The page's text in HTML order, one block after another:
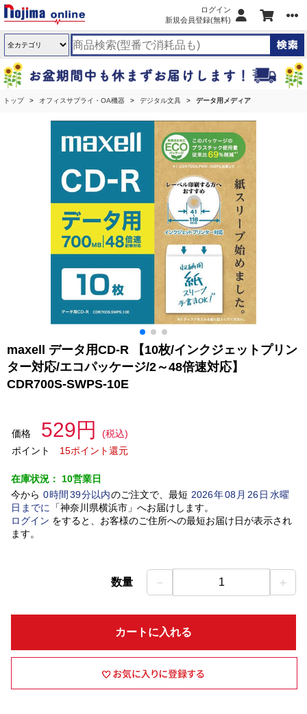
ログイン
新規会員登録(無料)
トップ オフィスサプライ・OA機器 デジタル文具 データ用メディア
maxell データ用CD-R 【10枚/インクジェットプリン
ター対応/エコパッケージ/2～48倍速対応】
CDR700S-SWPS-10E
価格 529円
(税込)
ポイント
15ポイント還元
在庫状況： 10営業日
今から 0時間 39分以内のご注文で、最短 2026年08 月 26日水曜
日 までに 「神奈川県横浜市」 へお届けします。
ログイン をすると、お客様のご住所への最短お届け日が表示され
ます。
数量 － 1 ＋
カートに入れる